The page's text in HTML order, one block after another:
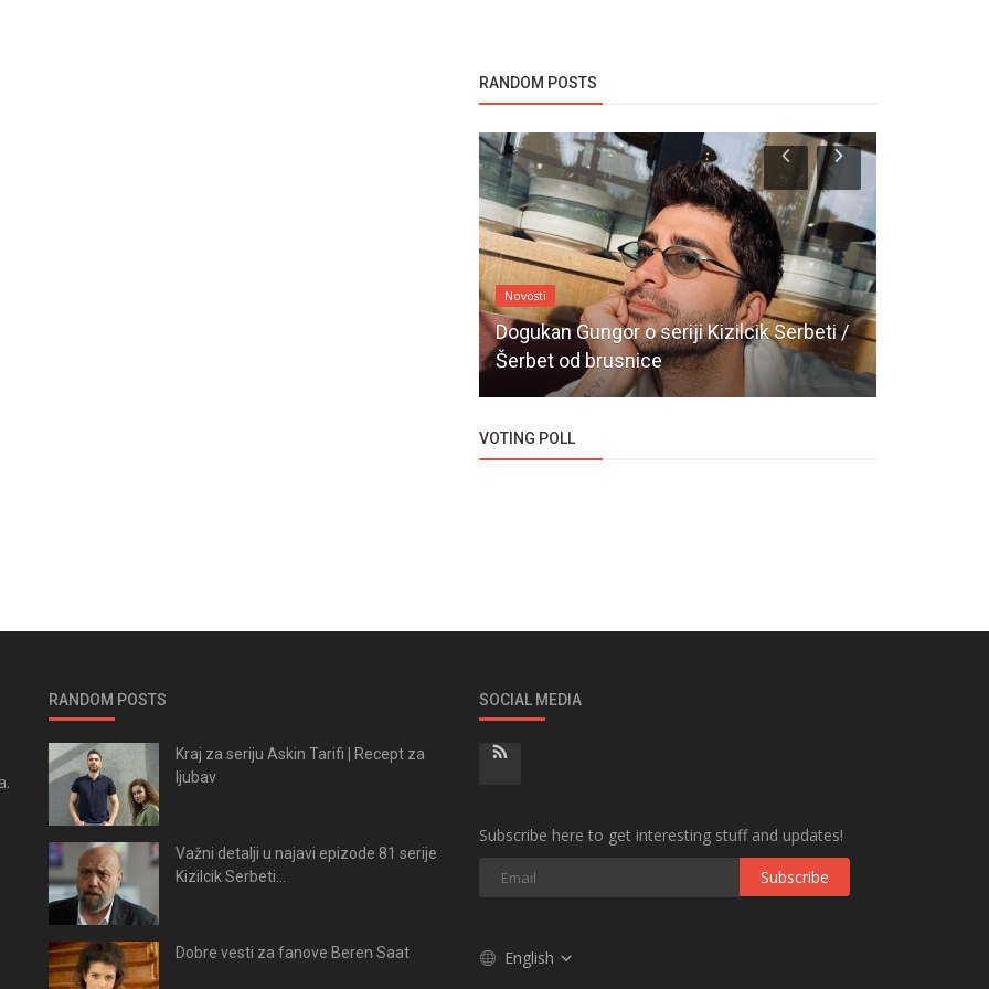
RANDOM POSTS
Novosti
Dogukan Gungor o seriji Kizilcik Serbeti /
Šerbet od brusnice
VOTING POLL
RANDOM POSTS
Kraj za seriju Askin Tarifi | Recept za
ljubav
Važni detalji u najavi epizode 81 serije
Kizilcik Serbeti...
Dobre vesti za fanove Beren Saat
SOCIAL MEDIA
Subscribe here to get interesting stuff and updates!
Subscribe
English